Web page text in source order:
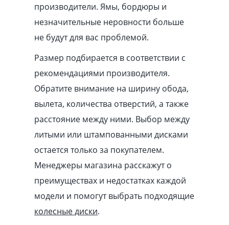
производители. Ямы, бордюры и
незначительные неровности больше
не будут для вас проблемой.
Размер подбирается в соответствии с
рекомендациями производителя.
Обратите внимание на ширину обода,
вылета, количества отверстий, а также
расстояние между ними. Выбор между
литыми или штампованными дисками
остается только за покупателем.
Менеджеры магазина расскажут о
преимуществах и недостатках каждой
модели и помогут выбрать подходящие
колесные диски.